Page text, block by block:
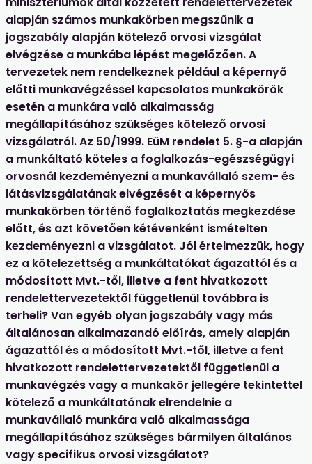
alapján számos munkakörben megszűnik a
jogszabály alapján kötelező orvosi vizsgálat
elvégzése a munkába lépést megelőzően. A
tervezetek nem rendelkeznek például a képernyő
előtti munkavégzéssel kapcsolatos munkakörök
esetén a munkára való alkalmasság
megállapításához szükséges kötelező orvosi
vizsgálatról. Az 50/1999. EüM rendelet 5. §-a alapján
a munkáltató köteles a foglalkozás-egészségügyi
orvosnál kezdeményezni a munkavállaló szem- és
látásvizsgálatának elvégzését a képernyős
munkakörben történő foglalkoztatás megkezdése
előtt, és azt követően kétévenként ismételten
kezdeményezni a vizsgálatot. Jól értelmezzük, hogy
ez a kötelezettség a munkáltatókat ágazattól és a
módosított Mvt.-től, illetve a fent hivatkozott
rendelettervezetektől függetlenül továbbra is
terheli? Van egyéb olyan jogszabály vagy más
általánosan alkalmazandó előírás, amely alapján
ágazattól és a módosított Mvt.-től, illetve a fent
hivatkozott rendelettervezetektől függetlenül a
munkavégzés vagy a munkakör jellegére tekintettel
kötelező a munkáltatónak elrendelnie a
munkavállaló munkára való alkalmassága
megállapításához szükséges bármilyen általános
vagy specifikus orvosi vizsgálatot?